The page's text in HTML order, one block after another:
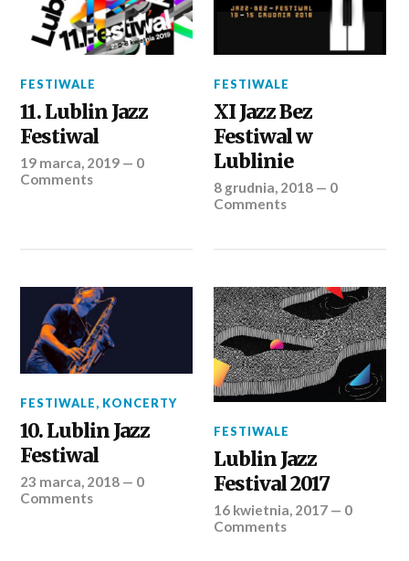
FESTIWALE
11. Lublin Jazz
Festiwal
19 marca, 2019 — 0
Comments
FESTIWALE
XI Jazz Bez
Festiwal w
Lublinie
8 grudnia, 2018 — 0
Comments
FESTIWALE, KONCERTY
10. Lublin Jazz
Festiwal
23 marca, 2018 — 0
Comments
FESTIWALE
Lublin Jazz
Festival 2017
16 kwietnia, 2017 — 0
Comments